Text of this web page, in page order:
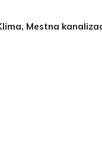
Mestna